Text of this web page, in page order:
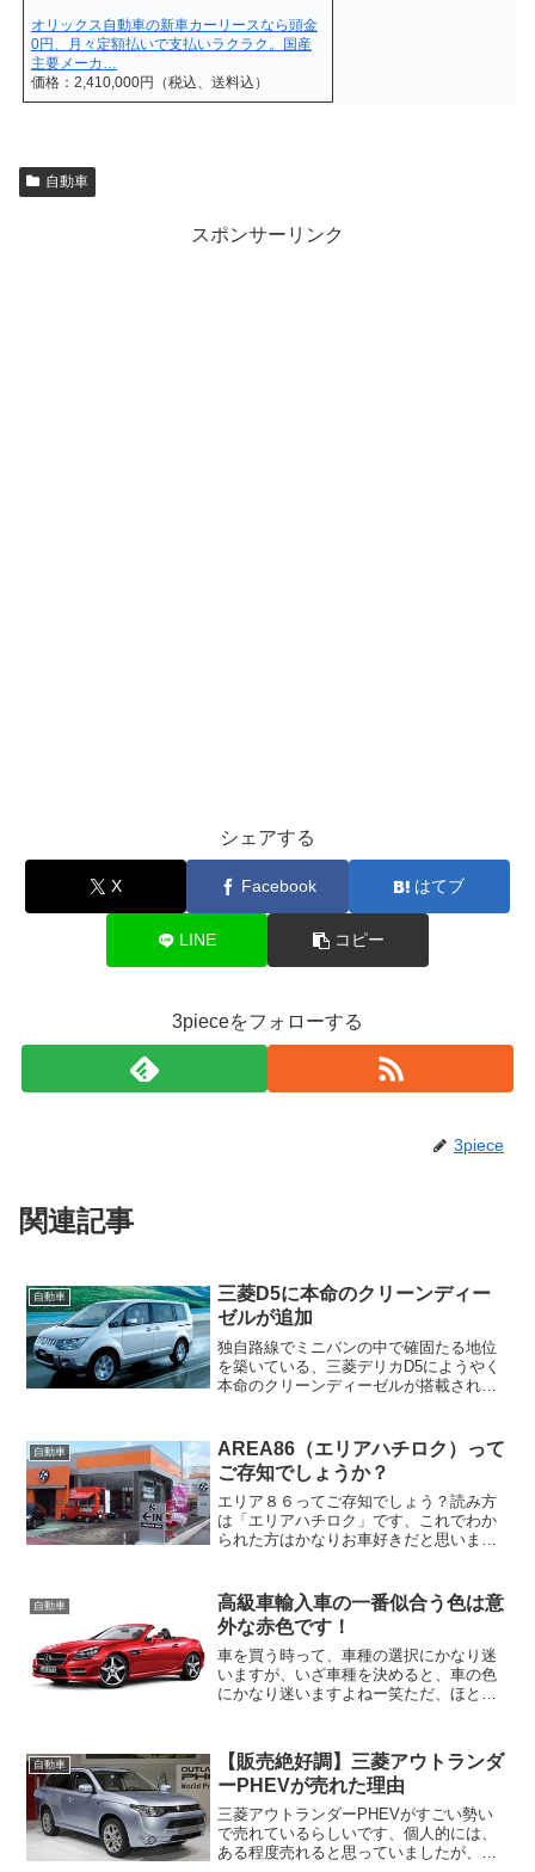
オリックス自動車の新車カーリースなら頭金
0円、月々定額払いで支払いラクラク。国産
主要メーカ…
価格：2,410,000円（税込、送料込）
自動車
スポンサーリンク
シェアする
X Facebook はてブ
LINE コピー
3pieceをフォローする
3piece
関連記事
自動車
三菱D5に本命のクリーンディー
ゼルが追加
独自路線でミニバンの中で確固たる地位
を築いている、三菱デリカD5にようやく
本命のクリーンディーゼルが搭載されま
日産が世界初X-トレイルに搭載した、ク
リーンデ...
自動車
AREA86（エリアハチロク）って
ご存知でしょうか？
エリア８６ってご存知でしょう？読み方
は「エリアハチロク」です、これでわか
られた方はかなりお車好きだと思いま
し、専門スタッフがクルマ好きのお客様
に満足いただけ...
自動車
高級車輸入車の一番似合う色は意
外な赤色です！
車を買う時って、車種の選択にかなり迷
いますが、いざ車種を決めると、車の色
にかなり迷いますよねー笑ただ、ほとん
もあり、あまり派手な色を選ばない傾向
があります。
自動車
【販売絶好調】三菱アウトランダ
ーPHEVが売れた理由
三菱アウトランダーPHEVがすごい勢い
で売れているらしいです、個人的には、
ある程度売れると思っていましたが、こ